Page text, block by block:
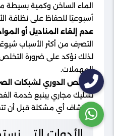
الماء الساخن وكمية بسيطة
أسبوعيًا للحفاظ على نظافة
عدم إلقاء المناديل أو
التصرف من أكثر الأسباب
لذلك نؤكد على ضرورة
المهملات.
الفحص الدوري لشبكات
تسليك مجاري بينبع خدمة
لاكتشاف أي مشكلة قبل أن